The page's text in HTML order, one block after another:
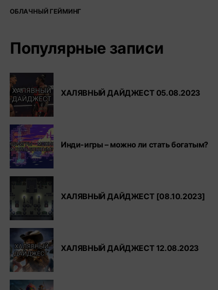
ОБЛАЧНЫЙ ГЕЙМИНГ
Популярные записи
ХАЛЯВНЫЙ ДАЙДЖЕСТ 05.08.2023
Инди-игры – можно ли стать богатым?
ХАЛЯВНЫЙ ДАЙДЖЕСТ [08.10.2023]
ХАЛЯВНЫЙ ДАЙДЖЕСТ 12.08.2023